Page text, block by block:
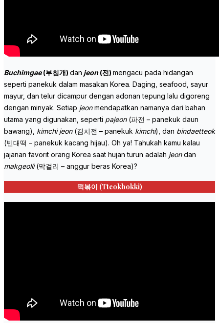
Buchimgae(부침개) dan jeon(전) mengacu pada hidangan
seperti panekuk dalam masakan Korea. Daging, seafood, sayur
mayur, dan telur dicampur dengan adonan tepung lalu digoreng
dengan minyak. Setiap jeonmendapatkan namanya dari bahan
utama yang digunakan, seperti pajeon(파전 – panekuk daun
bawang), kimchi jeon(김치전 – panekuk kimchi), dan bindaetteok
(빈대떡 – panekuk kacang hijau). Oh ya! Tahukah kamu kalau
jajanan favorit orang Korea saat hujan turun adalah jeondan
makgeolli(막걸리 – anggur beras Korea)?
떡볶이 (Tteokbokki)